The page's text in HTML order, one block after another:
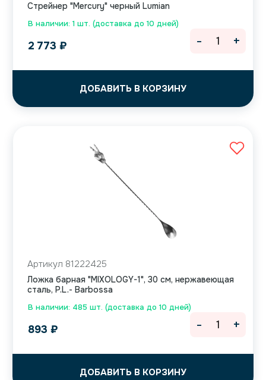
В наличии: 1 шт. (доставка до 10 дней)
Cтрейнер "Mercury" черный Lumian
2 773 ₽
ДОБАВИТЬ В КОРЗИНУ
- +
В наличии: 485 шт. (доставка до 10 дней)
Артикул 81222425
Ложка барная "MIXOLOGY-1", 30 см, нержавеющая
сталь, P.L.- Barbossa
893 ₽
ДОБАВИТЬ В КОРЗИНУ
- +